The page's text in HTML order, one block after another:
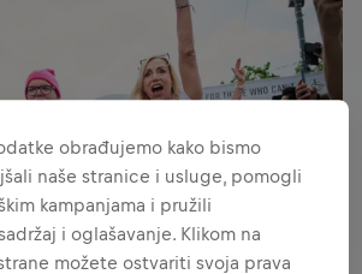
obrađujemo kako bismo
naše stranice i usluge, pomogli
kampanjama i pružili
i oglašavanje. Klikom na
možete ostvariti svoja prava